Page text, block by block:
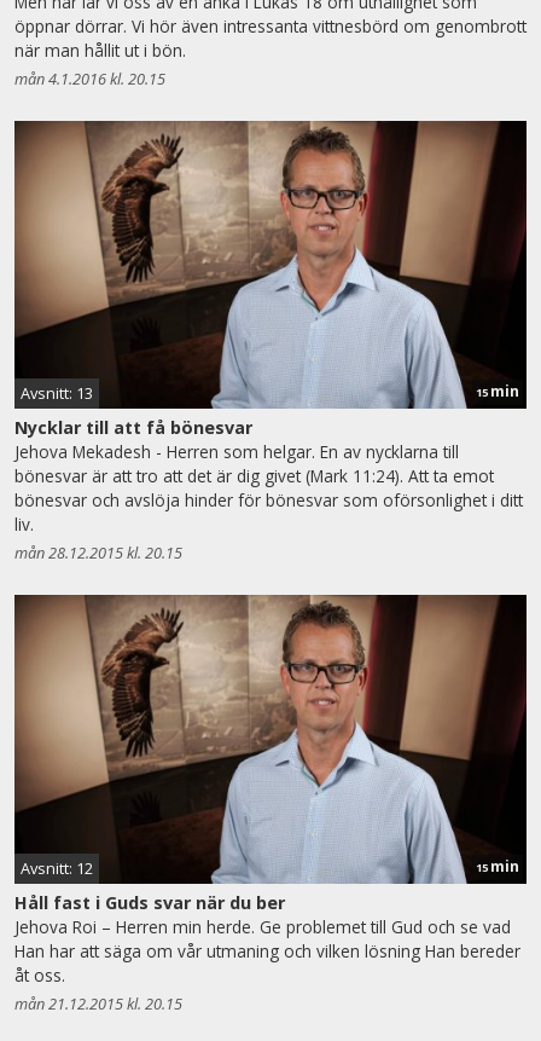
öppnar dörrar. Vi hör även intressanta vittnesbörd om genombrott
när man hållit ut i bön.
mån 4.1.2016 kl. 20.15
Avsnitt: 13 15 min
Nycklar till att få bönesvar
Jehova Mekadesh - Herren som helgar. En av nycklarna till
bönesvar är att tro att det är dig givet (Mark 11:24). Att ta emot
bönesvar och avslöja hinder för bönesvar som oförsonlighet i ditt
liv.
mån 28.12.2015 kl. 20.15
Avsnitt: 12 15 min
Håll fast i Guds svar när du ber
Jehova Roi – Herren min herde. Ge problemet till Gud och se vad
Han har att säga om vår utmaning och vilken lösning Han bereder
åt oss.
mån 21.12.2015 kl. 20.15